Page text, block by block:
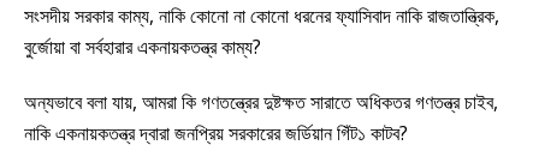
সংসদীয় সরকার কাম্য, নাকি কোনো না কোনো ধরনের ফ্যাসিবাদ নাকি রাজতান্ত্রিক,
বুর্জোয়া বা সর্বহারার একনায়কতন্ত্র কাম্য?
অন্যভাবে বলা যায়, আমরা কি গণতন্ত্রের দুষ্টক্ষত সারাতে অধিকতর গণতন্ত্র চাইব,
নাকি একনায়কতন্ত্র দ্বারা জনপ্রিয় সরকারের জর্ডিয়ান গিঁট১ কাটব?